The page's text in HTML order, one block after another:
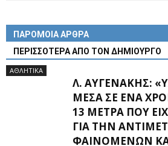
ΠΑΡΟΜΟΙΑ ΑΡΘΡΑ
ΠΕΡΙΣΣΟΤΕΡΑ ΑΠΟ ΤΟΝ ΔΗΜΙΟΥΡΓΟ
ΑΘΛΗΤΙΚΑ
Λ. ΑΥΓΕΝΆΚΗΣ:
ΜΈΣΑ ΣΕ ΈΝΑ
13 ΜΈΤΡΑ ΠΟΥ
ΓΙΑ ΤΗΝ
ΦΑΙΝΟΜΈΝΩΝ